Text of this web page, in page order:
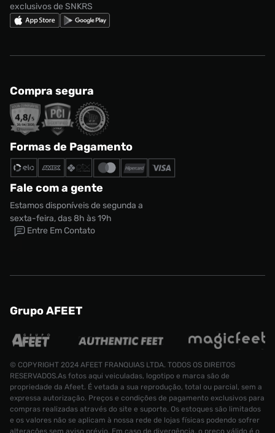
CONTINUAR COMPRANDO
Tênis adidas Sambae Feminino
Tamanho:34
R$ 799,99
R$ 329,99
INDISPONÍVEL
exclusivos de SNKRS
Compra segura
Formas de Pagamento
Fale com a gente
Estamos disponíveis de segunda a
sexta-feira, das 8h às 19h
Entre Em Contato
Grupo AFEET
© COPYRIGHT 2024 AFEET FRANQUIAS LTDA. TODOS OS DIREITOS
RESERVADOS.As fotos aqui veiculadas, logotipo e marca são de
propriedade da Afeet. É vetada a sua reprodução, total ou parcial, sem a
expressa autorização. Preços e condições de pagamento exclusivos para
compras realizadas através do site e suporte. Os estoques são limitados
e os valores não se aplicam à nossa rede de lojas físicas podendo sofrer
alterações sem aviso prévio. Em caso de divergência, o preço válido é o